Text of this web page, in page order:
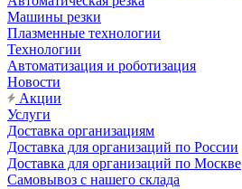
Машины резки
Плазменные технологии
Технологии
Автоматизация и роботизация
Новости
Акции
Услуги
Доставка организациям
Доставка для организаций по России
Доставка для организаций по Москве
Самовывоз с нашего склада